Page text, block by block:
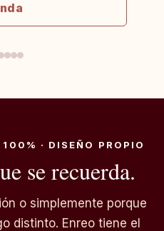
100% · DISEÑO PROPIO
se recuerda.
o simplemente porque
distinto. Enreo tiene el